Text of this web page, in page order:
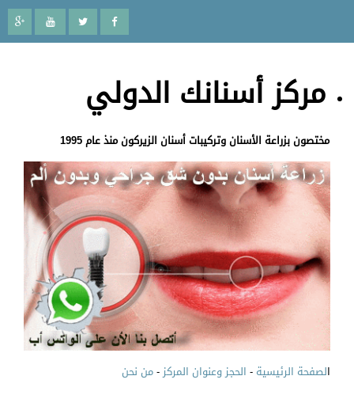
مركز أسنانك الدولي
مختصون بزراعة الأسنان وتركيبات أسنان الزيركون منذ عام 1995
لصفحة الرئيسية-الحجز وعنوان المركز-من نحن